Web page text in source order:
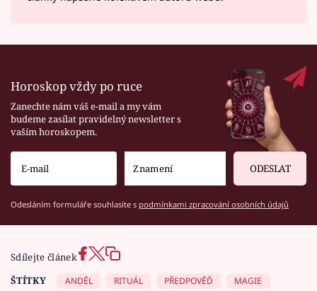
Horoskop vždy po ruce
Zanechte nám váš e-mail a my vám
budeme zasílat pravidelný newsletter s
vaším horoskopem.
ODESLAT
Odesláním formuláře souhlasíte s podmínkami zpracování osobních údajů
Sdílejte článek
ŠTÍTKY
ANDĚL RITUÁL PŘEDPOVĚĎ
MAGIE